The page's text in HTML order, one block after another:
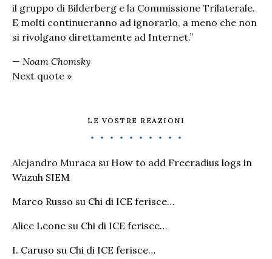
il gruppo di Bilderberg e la Commissione Trilaterale.
E molti continueranno ad ignorarlo, a meno che non
si rivolgano direttamente ad Internet.”
— Noam Chomsky
Next quote »
LE VOSTRE REAZIONI
Alejandro Muraca su How to add Freeradius logs in
Wazuh SIEM
Marco Russo su Chi di ICE ferisce…
Alice Leone su Chi di ICE ferisce…
I. Caruso su Chi di ICE ferisce…